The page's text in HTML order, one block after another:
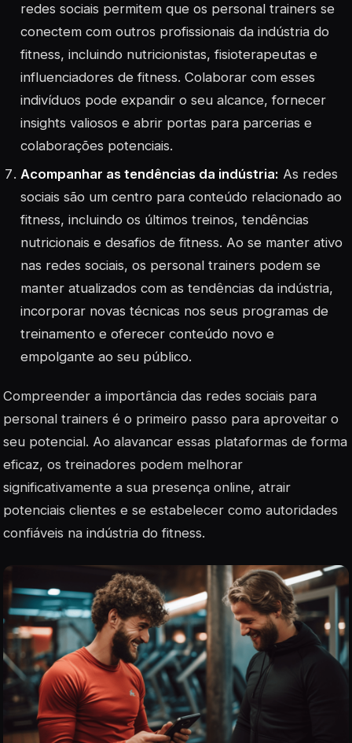
redes sociais permitem que os personal trainers se
conectem com outros profissionais da indústria do
fitness, incluindo nutricionistas, fisioterapeutas e
influenciadores de fitness. Colaborar com esses
indivíduos pode expandir o seu alcance, fornecer
insights valiosos e abrir portas para parcerias e
colaborações potenciais.
Acompanhar as tendências da indústria: As redes
sociais são um centro para conteúdo relacionado ao
fitness, incluindo os últimos treinos, tendências
nutricionais e desafios de fitness. Ao se manter ativo
nas redes sociais, os personal trainers podem se
manter atualizados com as tendências da indústria,
incorporar novas técnicas nos seus programas de
treinamento e oferecer conteúdo novo e
empolgante ao seu público.
Compreender a importância das redes sociais para
personal trainers é o primeiro passo para aproveitar o
seu potencial. Ao alavancar essas plataformas de forma
eficaz, os treinadores podem melhorar
significativamente a sua presença online, atrair
potenciais clientes e se estabelecer como autoridades
confiáveis na indústria do fitness.